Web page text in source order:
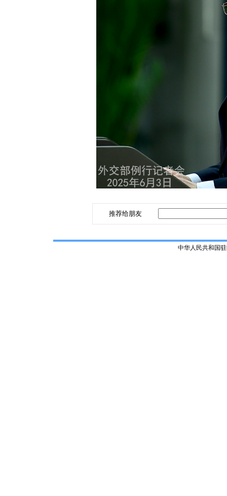
推荐给朋友
中华人民共和国